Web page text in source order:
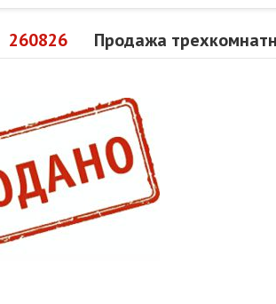
260826 Продажа